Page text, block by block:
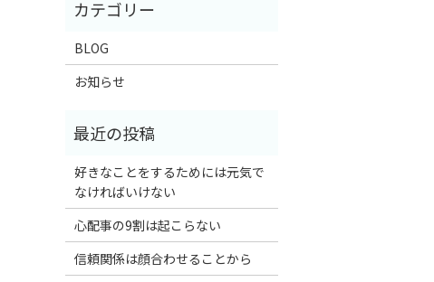
BLOG
お知らせ
好きなことをするためには元気で
なければいけない
心配事の9割は起こらない
信頼関係は顔合わせることから